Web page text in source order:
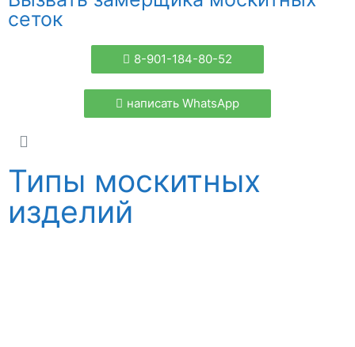
сеток
8-901-184-80-52
написать WhatsApp
Типы москитных
изделий